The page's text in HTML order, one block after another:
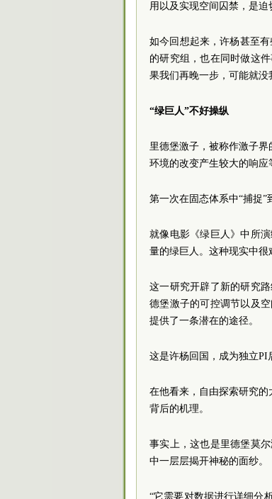
用以及实现空间囚禁，是迫
如今回想起来，许杨甚至
的研究组，也在同时做这
果我们再晚一步，可能就没
“绿巨人”不好操纵
里德堡激子，被称作激子
环境的改变产生较大的响应
第一次在固态体系中“捕捉”
就像电影《绿巨人》中所
量的绿巨人。这种现实中很
这一研究开辟了新的研究
德堡激子的可控调节以及
提供了一条潜在的途径。
这是许杨回国，成为独立PI
在他看来，自由探索研究的
背后的机理。
事实上，这也是里德堡莫
中一层层揭开神秘的面纱。
“它需要对数据进行详细分